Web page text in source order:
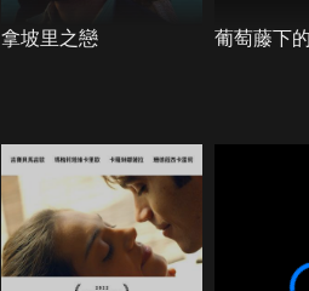
拿坡里之戀 葡萄藤下